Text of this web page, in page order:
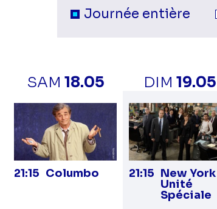
Sélection du moment
Programmes
Journée entière
SAM 18.05
21:15 Columbo
DIM 19.05
21:15 New York
Unité
Spéciale